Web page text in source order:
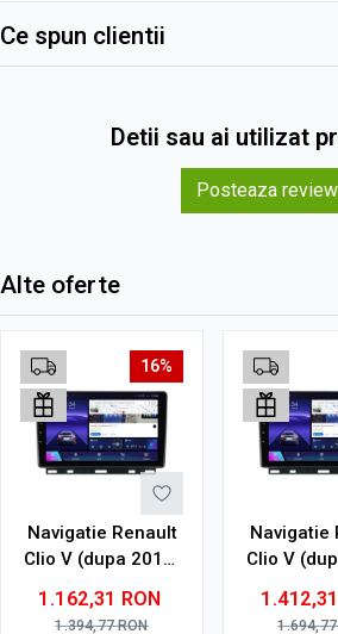
Ce spun clientii
Detii sau ai utilizat
Posteaza review
Alte oferte
16%
Navigatie Renault
Clio V (dupa 2019)
RAM, 64GB ROM,
1.162,31 RON
1.394,77RON
Navigatie
Clio V
RAM,
1.412,31